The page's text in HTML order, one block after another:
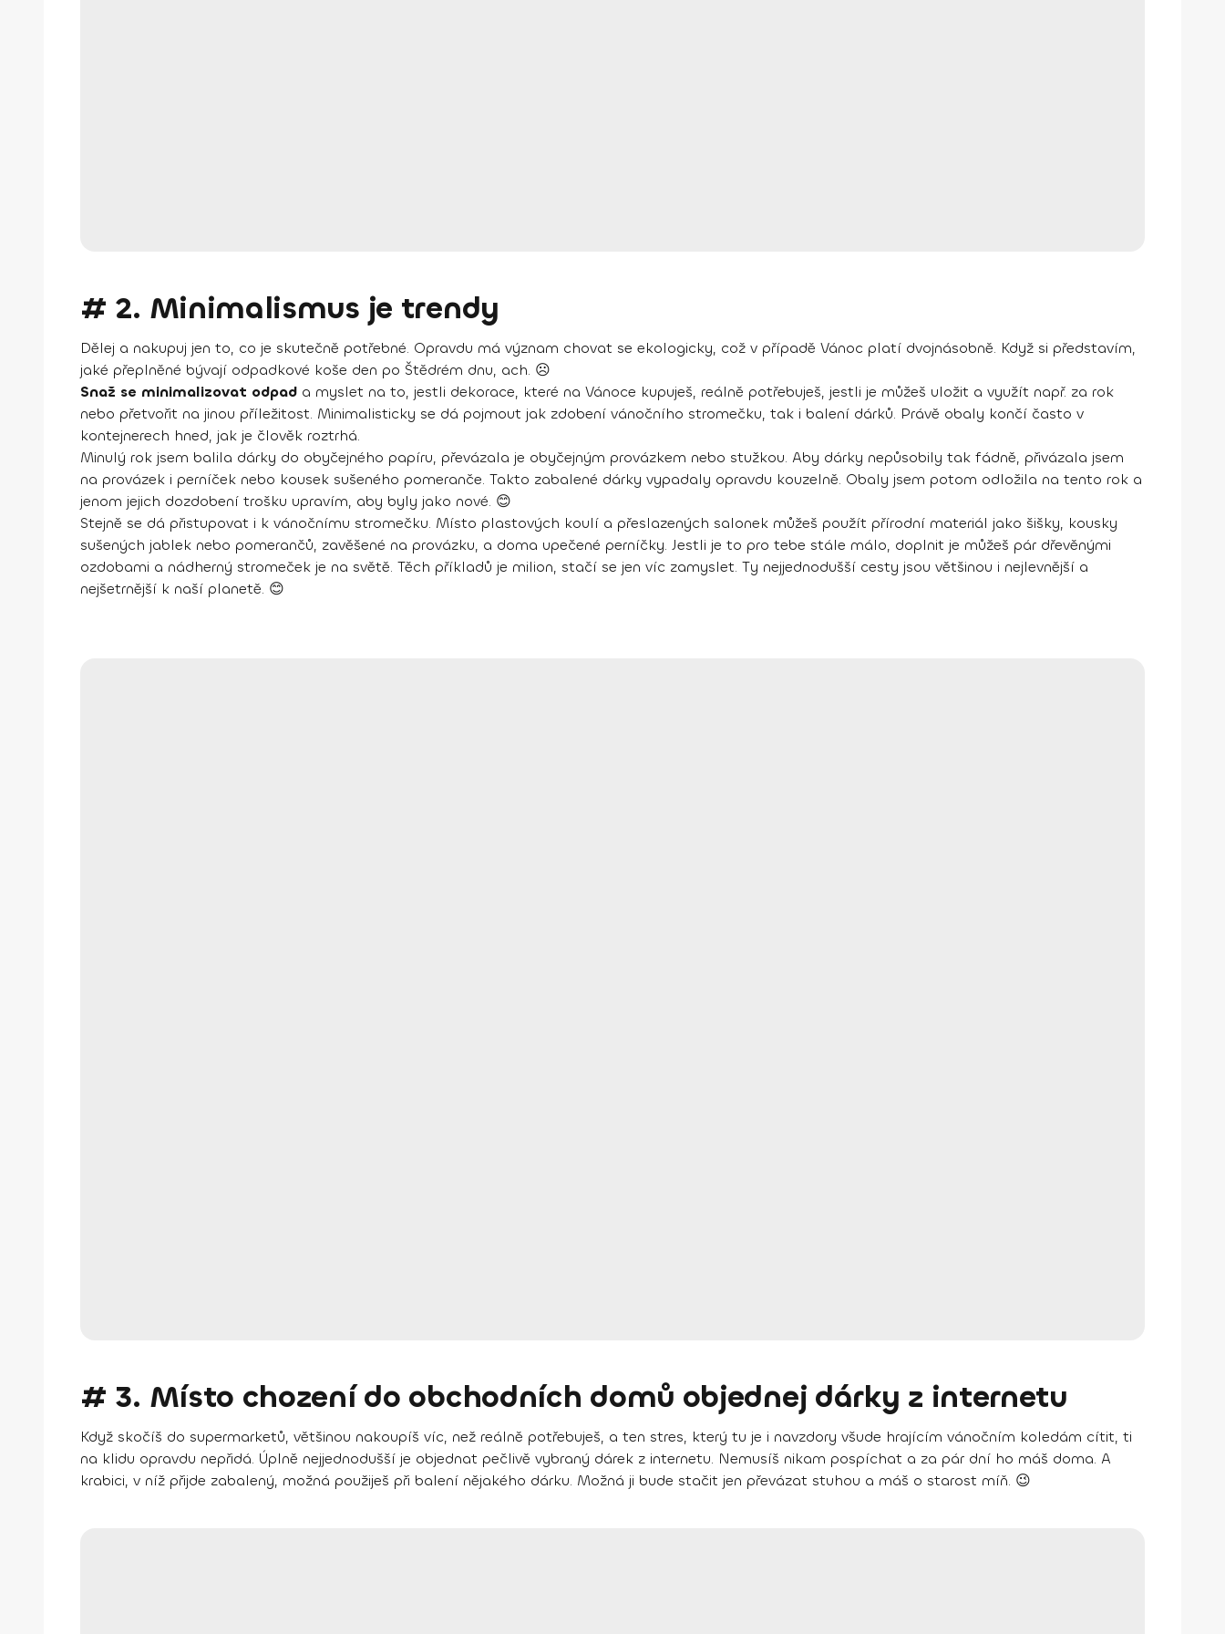
# 2. Minimalismus je trendy
Dělej a nakupuj jen to, co je skutečně potřebné. Opravdu má význam chovat se ekologicky, což v případě Vánoc platí dvojnásobně. Když si představím,
jaké přeplněné bývají odpadkové koše den po Štědrém dnu, ach. ☹
Snaž se minimalizovat odpad a myslet na to, jestli dekorace, které na Vánoce kupuješ, reálně potřebuješ, jestli je můžeš uložit a využít např. za rok
nebo přetvořit na jinou příležitost. Minimalisticky se dá pojmout jak zdobení vánočního stromečku, tak i balení dárků. Právě obaly končí často v
kontejnerech hned, jak je člověk roztrhá.
Minulý rok jsem balila dárky do obyčejného papíru, převázala je obyčejným provázkem nebo stužkou. Aby dárky nepůsobily tak fádně, přivázala jsem
na provázek i perníček nebo kousek sušeného pomeranče. Takto zabalené dárky vypadaly opravdu kouzelně. Obaly jsem potom odložila na tento rok a
jenom jejich dozdobení trošku upravím, aby byly jako nové. 😊
Stejně se dá přistupovat i k vánočnímu stromečku. Místo plastových koulí a přeslazených salonek můžeš použít přírodní materiál jako šišky, kousky
sušených jablek nebo pomerančů, zavěšené na provázku, a doma upečené perníčky. Jestli je to pro tebe stále málo, doplnit je můžeš pár dřevěnými
ozdobami a nádherný stromeček je na světě. Těch příkladů je milion, stačí se jen víc zamyslet. Ty nejjednodušší cesty jsou většinou i nejlevnější a
nejšetrnější k naší planetě. 😊
# 3. Místo chození do obchodních domů objednej dárky z internetu
Když skočíš do supermarketů, většinou nakoupíš víc, než reálně potřebuješ, a ten stres, který tu je i navzdory všude hrajícím vánočním koledám cítit, ti
na klidu opravdu nepřidá. Úplně nejjednodušší je objednat pečlivě vybraný dárek z internetu. Nemusíš nikam pospíchat a za pár dní ho máš doma. A
krabici, v níž přijde zabalený, možná použiješ při balení nějakého dárku. Možná ji bude stačit jen převázat stuhou a máš o starost míň. 😉